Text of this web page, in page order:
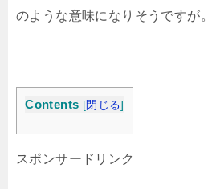
のような意味になりそうですが。
Contents [閉じる]
スポンサードリンク